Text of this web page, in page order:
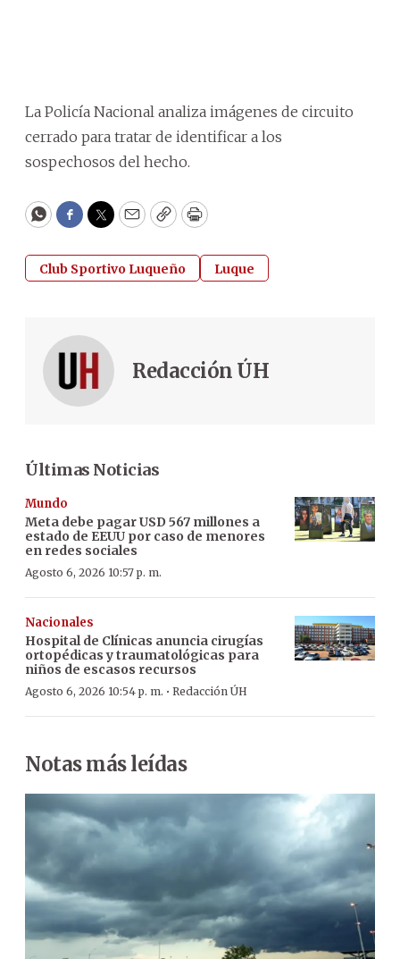
La Policía Nacional analiza imágenes de circuito
cerrado para tratar de identificar a los
sospechosos del hecho.
WhatsApp
Facebook
Twitter
EmailCopyPrint
Club Sportivo Luqueño Luque
Redacción ÚH
Últimas Noticias
Mundo
Meta debe pagar USD 567 millones a
estado de EEUU por caso de menores
en redes sociales
Agosto 6, 2026 10:57 p. m.
Nacionales
Hospital de Clínicas anuncia cirugías
ortopédicas y traumatológicas para
niños de escasos recursos
Agosto 6, 2026 10:54 p. m. · Redacción ÚH
Notas más leídas